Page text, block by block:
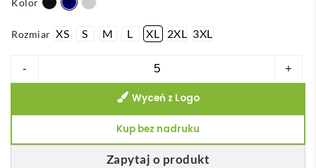
Rozmiar XS S M L XL 2XL 3XL
-
VL
+
Zapytaj o produkt
Wyceń z Logo
Kup bez nadruku